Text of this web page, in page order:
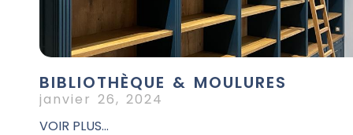
BIBLIOTHÈQUE & MOULURES
janvier 26, 2024
VOIR PLUS...